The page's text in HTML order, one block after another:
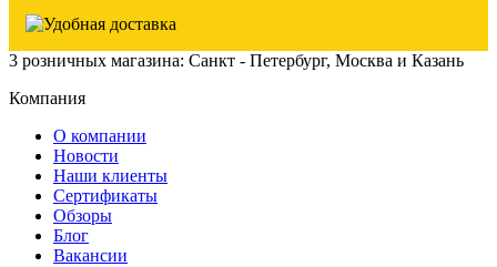
3 розничных магазина: Санкт - Петербург, Москва и Казань
Компания
О компании
Новости
Наши клиенты
Сертификаты
Обзоры
Блог
Вакансии